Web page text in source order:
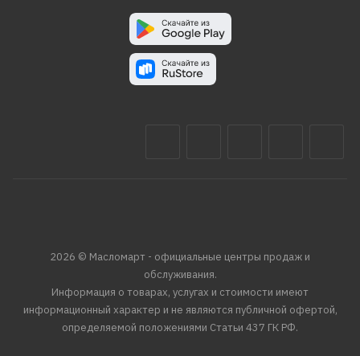
2026 © Масломарт - официальные центры продаж и
обслуживания.
Информация о товарах, услугах и стоимости имеют
информационный характер и не являются публичной офертой,
определяемой положениями Статьи 437 ГК РФ.